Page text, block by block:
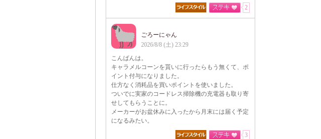
2
ごろーにゃん
2026/8/8 (土) 23:29
こんばんは。
キャラメルコーンを貰いに行ったらもう無くて、ポ
イント付与になりました。
仕方なく消耗品を買いポイントを使いました。
ついでに実家のコードレス掃除機の充電器も取り寄
せしてもらうことに。
メーカーがお盆休みに入ったから月末には届く予定
になるみたい。
3